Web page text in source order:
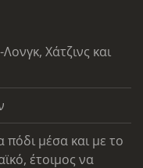
Χάτζινς και
πόδι μέσα και με το
έτοιμος να